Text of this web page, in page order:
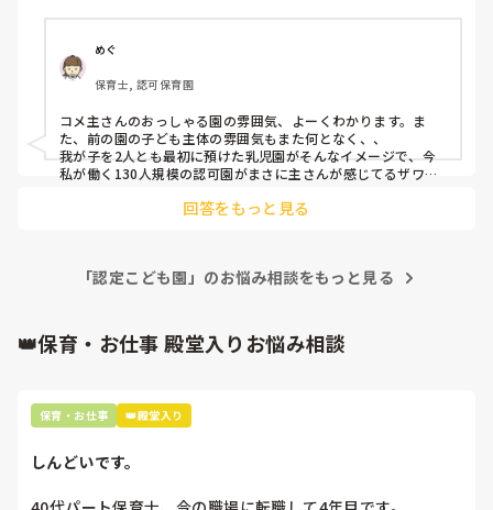
した。
子どもはのびのび自由に好きな遊びを選択して毎日遊んでお
り、室内では落ち着いて遊ぶ、外では元気に遊ぶ、とメリハ
リもありました。
現在の園も「子ども主体」を方針として掲げていますが、実
際にはほぼ一斉保育で、自由というより放任に近い印象を受
けています。子どもたちは常にわちゃわちゃしていて話を聞
先生達は常に大きな声で声かけや注意をする、怒鳴る、言う
勤務初日からその雰囲気に正直驚きました。
保育観や対応が統一されていなかったりと、保育環境にも戸
惑いがあります。落ち着かない雰囲気の中で働くことに、最
て‥
で、あの園の保育が少し特殊だったのか、それとも今の園の
めぐ
保育士, 認可保育園
コメ主さんのおっしゃる園の雰囲気、よーくわかります。ま
た、前の園の子ども主体の雰囲気もまた何となく、、
我が子を2人とも最初に預けた乳児園がそんなイメージで、今
私が働く130人規模の認可園がまさに主さんが感じてるザワザ
我が子を預けた乳児園はとても家庭的で大規模園には無い良さ
年齢と人数に左右されるのかなぁとは思いますが、大規模園の
回答をもっと見る
「認定こども園」のお悩み相談をもっと見る
👑保育・お仕事 殿堂入りお悩み相談
保育・お仕事 👑殿堂入り
しんどいです。